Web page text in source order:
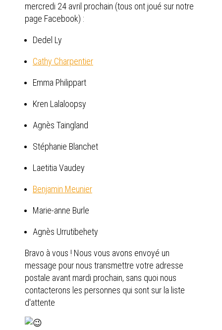
mercredi 24 avril prochain (tous ont joué sur notre
page Facebook) :
Dedel Ly
Cathy Charpentier
Emma Philippart
Kren Lalaloopsy
Agnès Taingland
Stéphanie Blanchet
Laetitia Vaudey
Benjamin Meunier
Marie-anne Burle
Agnès Urrutibehety
Bravo à vous ! Nous vous avons envoyé un
message pour nous transmettre votre adresse
postale avant mardi prochain, sans quoi nous
contacterons les personnes qui sont sur la liste
d'attente